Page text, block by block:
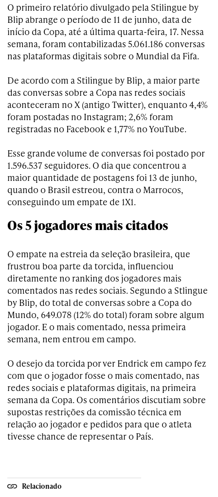
O primeiro relatório divulgado pela Stilingue by
Blip abrange o período de 11 de junho, data de
início da Copa, até a última quarta-feira, 17. Nessa
semana, foram contabilizadas 5.061.186 conversas
nas plataformas digitais sobre o Mundial da Fifa.
De acordo com a Stilingue by Blip, a maior parte
das conversas sobre a Copa nas redes sociais
aconteceram no X (antigo Twitter), enquanto 4,4%
foram postadas no Instagram; 2,6% foram
registradas no Facebook e 1,77% no YouTube.
Esse grande volume de conversas foi postado por
1.596.537 seguidores. O dia que concentrou a
maior quantidade de postagens foi 13 de junho,
quando o Brasil estreou, contra o Marrocos,
conseguindo um empate de 1X1.
Os 5 jogadores mais citados
O empate na estreia da seleção brasileira, que
frustrou boa parte da torcida, influenciou
diretamente no ranking dos jogadores mais
comentados nas redes sociais. Segundo a Stlingue
by Blip, do total de conversas sobre a Copa do
Mundo, 649.078 (12% do total) foram sobre algum
jogador. E o mais comentado, nessa primeira
semana, nem entrou em campo.
O desejo da torcida por ver Endrick em campo fez
com que o jogador fosse o mais comentado, nas
redes sociais e plataformas digitais, na primeira
semana da Copa. Os comentários discutiam sobre
supostas restrições da comissão técnica em
relação ao jogador e pedidos para que o atleta
tivesse chance de representar o País.
Relacionado